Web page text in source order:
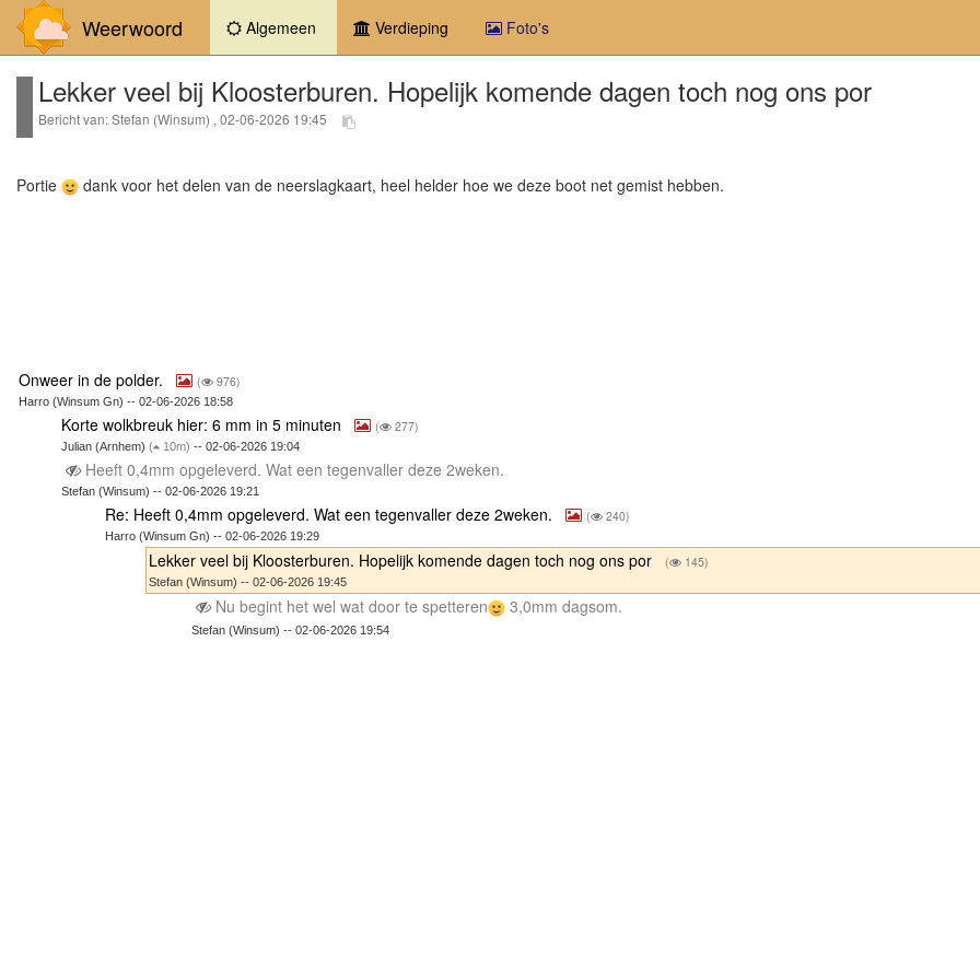
Weerwoord Algemeen (current)Verdieping Foto's
Lekker veel bij Kloosterburen. Hopelijk komende dagen toch nog ons por
Bericht van: Stefan (Winsum) , 02-06-2026 19:45
Portie dank voor het delen van de neerslagkaart, heel helder hoe we deze boot net gemist hebben.
Onweer in de polder. ( 976)
Harro (Winsum Gn) -- 02-06-2026 18:58
Korte wolkbreuk hier: 6 mm in 5 minuten ( 277)
Julian (Arnhem)( 10m) -- 02-06-2026 19:04
Heeft 0,4mm opgeleverd. Wat een tegenvaller deze 2weken.
Stefan (Winsum) -- 02-06-2026 19:21
Re: Heeft 0,4mm opgeleverd. Wat een tegenvaller deze 2weken. ( 240)
Harro (Winsum Gn) -- 02-06-2026 19:29
Lekker veel bij Kloosterburen. Hopelijk komende dagen toch nog ons por ( 145)
Stefan (Winsum) -- 02-06-2026 19:45
Nu begint het wel wat door te spetteren 3,0mm dagsom.
Stefan (Winsum) -- 02-06-2026 19:54